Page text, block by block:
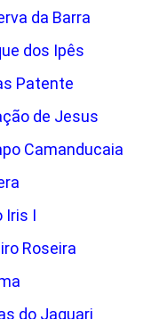
da Barra
dos Ipês
Patente
de Jesus
Camanducaia
Iris I
Roseira
do Jaguari